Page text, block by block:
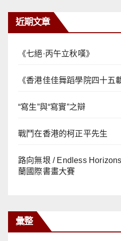
近期文章
《七絕·丙午立秋嘆》
《香港佳佳舞蹈學院四十五
“寫生”與“寫實”之辯
戰鬥在香港的柯正平先生
路向無垠 / Endless
蘭國際書畫大賽
彙整